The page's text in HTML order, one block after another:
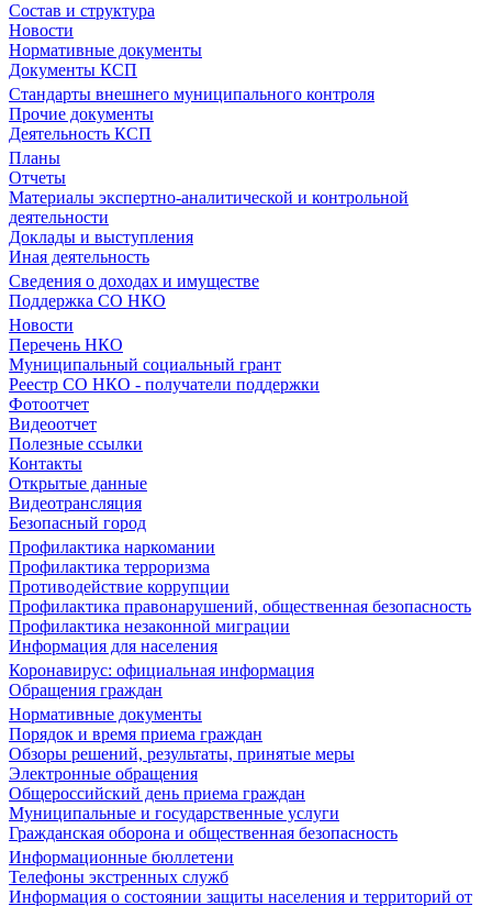
Состав и структура
Новости
Нормативные документы
Документы КСП
Стандарты внешнего муниципального контроля
Прочие документы
Деятельность КСП
Планы
Отчеты
Материалы экспертно-аналитической и контрольной
деятельности
Доклады и выступления
Иная деятельность
Сведения о доходах и имуществе
Поддержка СО НКО
Новости
Перечень НКО
Муниципальный социальный грант
Реестр СО НКО - получатели поддержки
Фотоотчет
Видеоотчет
Полезные ссылки
Контакты
Открытые данные
Видеотрансляция
Безопасный город
Профилактика наркомании
Профилактика терроризма
Противодействие коррупции
Профилактика правонарушений, общественная безопасность
Профилактика незаконной миграции
Информация для населения
Коронавирус: официальная информация
Обращения граждан
Нормативные документы
Порядок и время приема граждан
Обзоры решений, результаты, принятые меры
Электронные обращения
Общероссийский день приема граждан
Муниципальные и государственные услуги
Гражданская оборона и общественная безопасность
Информационные бюллетени
Телефоны экстренных служб
Информация о состоянии защиты населения и территорий от